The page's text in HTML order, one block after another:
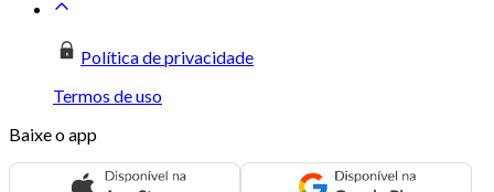
Política de privacidade
Termos de uso
Baixe o app